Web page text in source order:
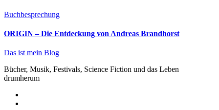
Buchbesprechung
ORIGIN – Die Entdeckung von Andreas Brandhorst
Das ist mein Blog
Bücher, Musik, Festivals, Science Fiction und das Leben
drumherum